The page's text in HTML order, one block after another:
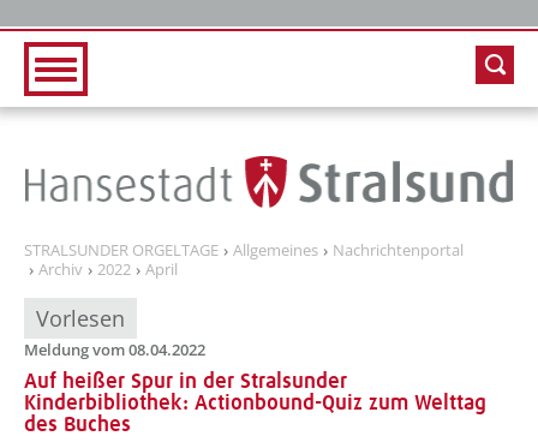
STRALSUNDER ORGELTAGE Allgemeines
Nachrichtenportal
Archiv
2022 April
Vorlesen
Meldung vom 08.04.2022
Auf heißer Spur in der Stralsunder
Kinderbibliothek: Actionbound-Quiz zum Welttag
des Buches